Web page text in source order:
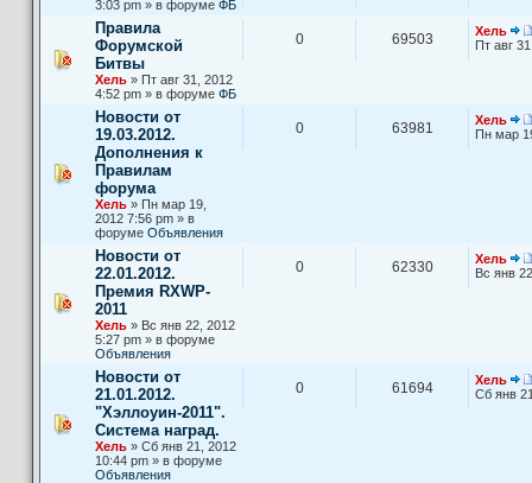
3:03 pm » в форуме ФБ
Правила
Форумской
Битвы
Хель » Пт авг 31, 2012
4:52 pm » в форуме ФБ
0 69503
Хель
Пт авг
Новости от
19.03.2012.
Дополнения к
Правилам
форума
Хель » Пн мар 19,
2012 7:56 pm » в
форуме Объявления
0 63981
Хель
Пн мар
Новости от
22.01.2012.
Премия RXWP-
2011
Хель » Вс янв 22, 2012
5:27 pm » в форуме
Объявления
0 62330
Хель
Вс янв
Новости от
21.01.2012.
"Хэллоуин-2011".
Система наград.
Хель » Сб янв 21, 2012
10:44 pm » в форуме
Объявления
0 61694
Хель
Сб янв